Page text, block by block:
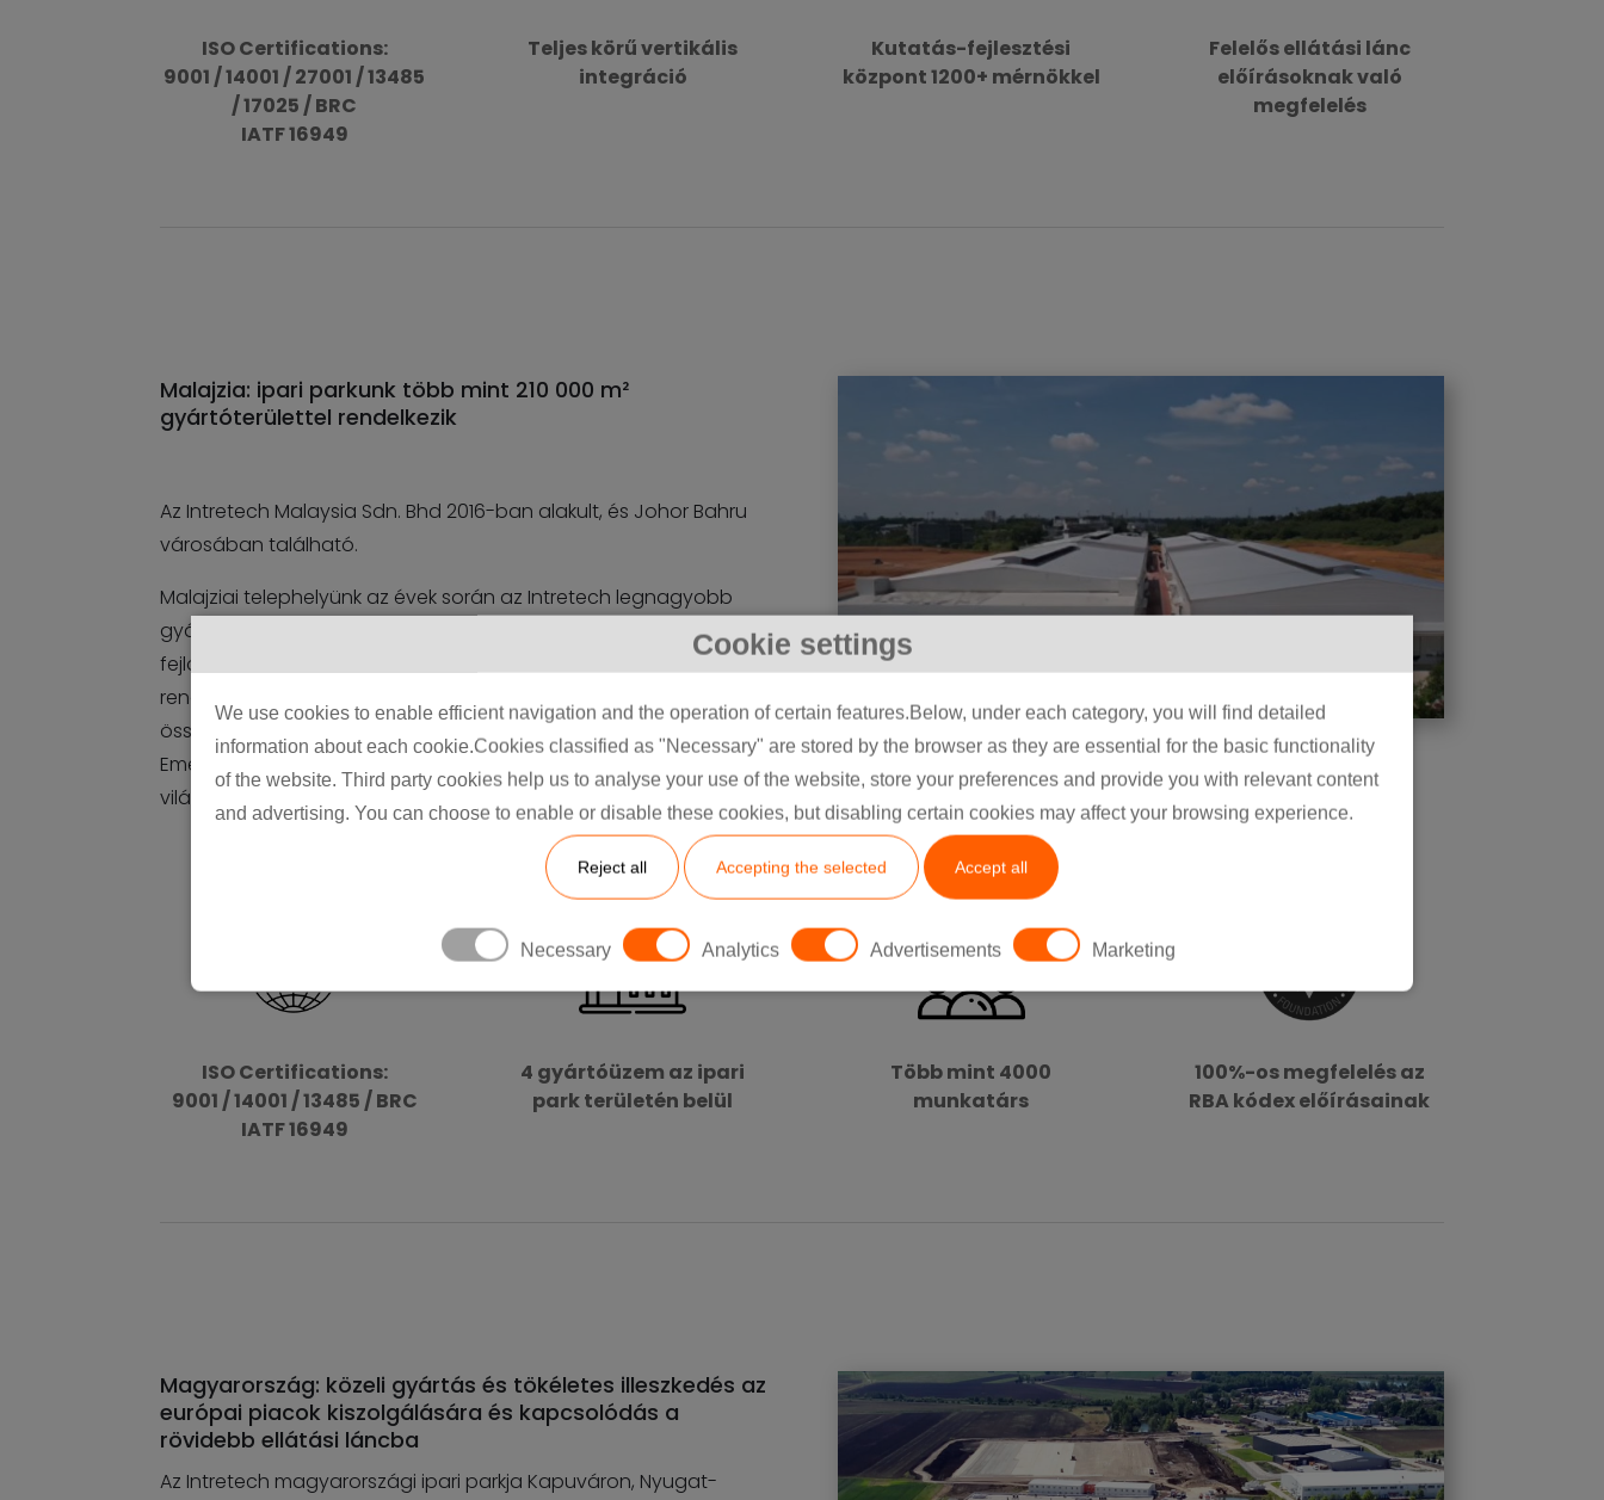
Cookie settings
We use cookies to enable efficient navigation and the operation of certain features.Below, under each category, you will find detailed
information about each cookie.Cookies classified as "Necessary" are stored by the browser as they are essential for the basic functionality
of the website. Third party cookies help us to analyse your use of the website, store your preferences and provide you with relevant content
and advertising. You can choose to enable or disable these cookies, but disabling certain cookies may affect your browsing experience.
Reject all Accepting the selected Accept all
Necessary Analytics Advertisements Marketing
ISO Certifications:
9001 / 14001 / 27001 / 13485
/ 17025 / BRC
IATF 16949
Teljes körű vertikális
integráció
Kutatás-fejlesztési
központ 1200+ mérnökkel
Felelős ellátási lánc
előírásoknak való
megfelelés
Malajzia: ipari parkunk több mint 210 000 m²
gyártóterülettel rendelkezik
Az Intretech Malaysia Sdn. Bhd 2016-ban alakult, és Johor Bahru
városában található.
Malajziai telephelyünk az évek során az Intretech legnagyobb
gyártóközpontjává és a vertikális integráció egyik bástyájává
fejlődött. A létesítmény sokoldalú gyártási kapacitással
rendelkezik, beleértve különféle fröccsöntő gépeket, rugalmas
összeszerelő sorokat és nagy pontosságú SMT rendszereket.
Emellett több tisztateret (cleaning room) is magában foglal, és
világviszonylatban is kiemelkedik az ipari automatizálás terén.
ISO Certifications:
9001 / 14001 / 13485 / BRC
IATF 16949
4 gyártóüzem az ipari
park területén belül
Több mint 4000
munkatárs
100%-os megfelelés az
RBA kódex előírásainak
Magyarország: közeli gyártás és tökéletes illeszkedés az
európai piacok kiszolgálására és kapcsolódás a
rövidebb ellátási láncba
Az Intretech magyarországi ipari parkja Kapuváron, Nyugat-